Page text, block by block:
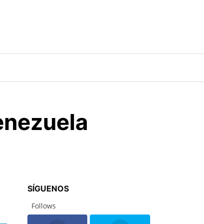
SÍGUENOS
Follows